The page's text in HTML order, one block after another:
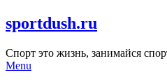
Skip
to
sportdush.ru
Спорт это жизнь, занимайся
Menu